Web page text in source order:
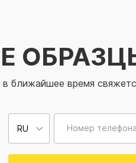
ближайшее время
Номер